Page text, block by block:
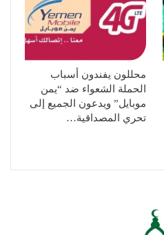
محللون يفندون أسباب
الحملة الشعواء ضد “يمن
موبايل” ويدعون الجميع إلى
تحري المصداقية…